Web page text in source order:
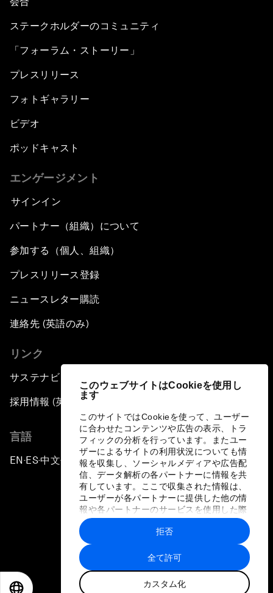
このウェブサイトはCookieを使用し
ます
このサイトではCookieを使って、ユーザー
に合わせたコンテンツや広告の表示、トラ
フィックの分析を行っています。またユー
ザーによるサイトの利用状況についても情
報を収集し、ソーシャルメディアや広告配
信、データ解析の各パートナーに情報を共
有しています。ここで収集された情報は、
ユーザーが各パートナーに提供した他の情
報や各パートナーのサービスを使用した際
に収集された情報と組み合わされ、各パー
トナーによって使用されることがありま
す。
全て許可
カスタム化
拒否
ステークホルダーのコミュニティ
「フォーラム・ストーリー」
プレスリリース
フォトギャラリー
ビデオ
ポッドキャスト
エンゲージメント
サインイン
パートナー（組織）について
参加する（個人、組織）
プレスリリース登録
ニュースレター購読
連絡先 (英語のみ)
リンク
サステナビリティへの取り組み
採用情報 (英語のみ)
言語
EN ▪ES▪中文▪ 日本語
プライバシーポリシーと利用規約
サイトマップ
©
世界経済フォーラム